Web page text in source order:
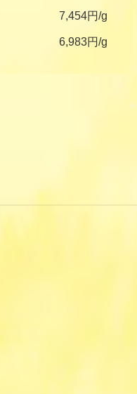
7,454円/g
6,983円/g